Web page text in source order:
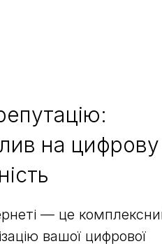
на цифрову
— це
вашої цифрової